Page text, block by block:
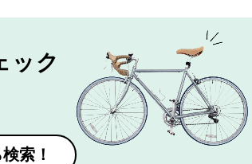
ック
索！